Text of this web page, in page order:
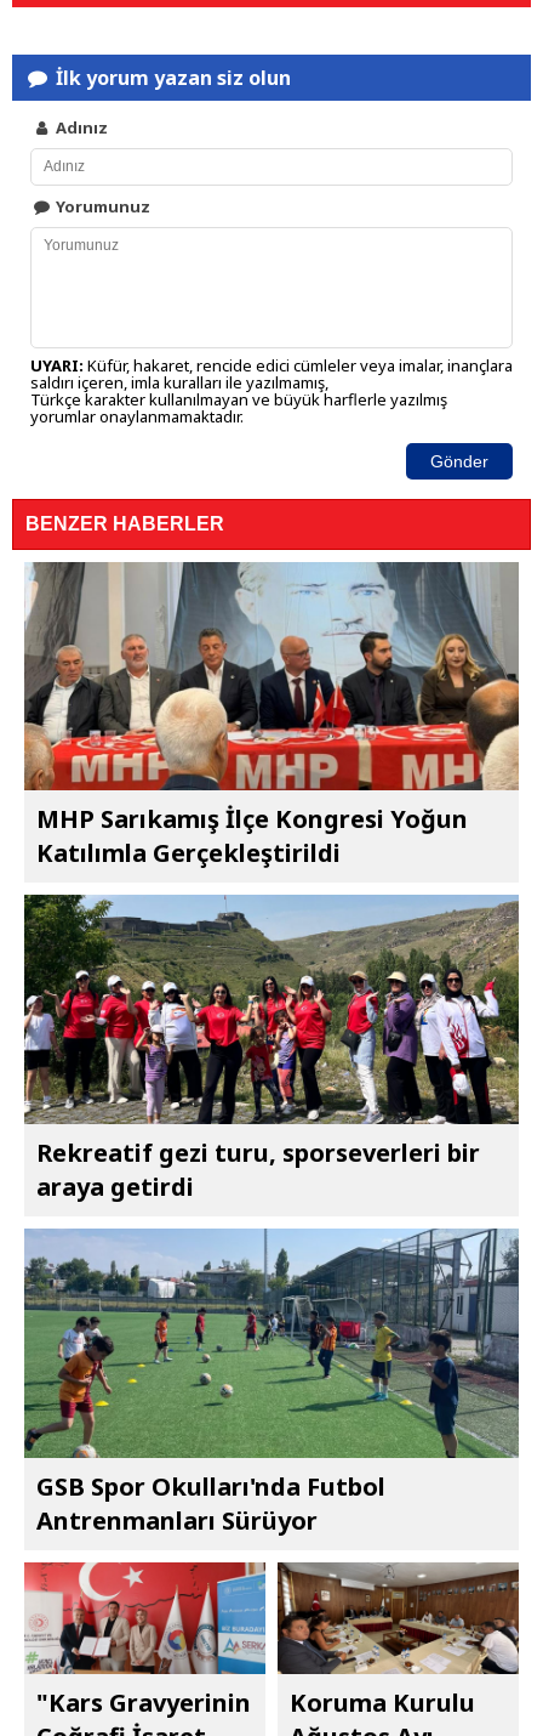
İlk yorum yazan siz olun
Adınız
Yorumunuz
UYARI: Küfür, hakaret, rencide edici cümleler veya imalar, inançlara
saldırı içeren, imla kuralları ile yazılmamış,
Türkçe karakter kullanılmayan ve büyük harflerle yazılmış
yorumlar onaylanmamaktadır.
Gönder
BENZER HABERLER
MHP Sarıkamış İlçe Kongresi Yoğun
Katılımla Gerçekleştirildi
Rekreatif gezi turu, sporseverleri bir
araya getirdi
GSB Spor Okulları'nda Futbol
Antrenmanları Sürüyor
"Kars Gravyerinin
Koruma Kurulu